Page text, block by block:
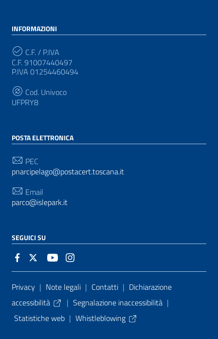
INFORMAZIONI
C.F. / P.IVA
C.F. 91007440497
P.IVA 01254460494
Cod. Univoco
UFPRY8
POSTA ELETTRONICA
PEC
pnarcipelago@postacert.toscana.it
Email
parco@islepark.it
SEGUICI SU
Sezione Link Utili
Privacy | Note legali | Contatti | Dichiarazione
accessibilità
| Segnalazione inaccessibilità |
Statistiche web | Whistleblowing